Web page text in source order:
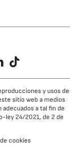
TikTok
y usos de
sitio web a medios
a tal fin de
ley 24/2021, de 2 de
cookies